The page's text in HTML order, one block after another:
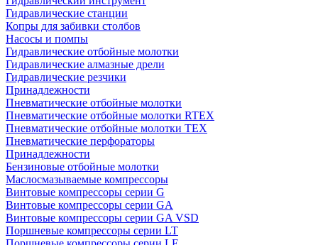
Гидравлические станции
Копры для забивки столбов
Насосы и помпы
Гидравлические отбойные молотки
Гидравлические алмазные дрели
Гидравлические резчики
Принадлежности
Пневматические отбойные молотки
Пневматические отбойные молотки RTEX
Пневматические отбойные молотки TEX
Пневматические перфораторы
Принадлежности
Бензиновые отбойные молотки
Маслосмазываемые компрессоры
Винтовые компрессоры серии G
Винтовые компрессоры cерии GA
Винтовые компрессоры cерии GA VSD
Поршневые компрессоры серии LT